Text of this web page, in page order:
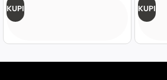
KUPI KUPI